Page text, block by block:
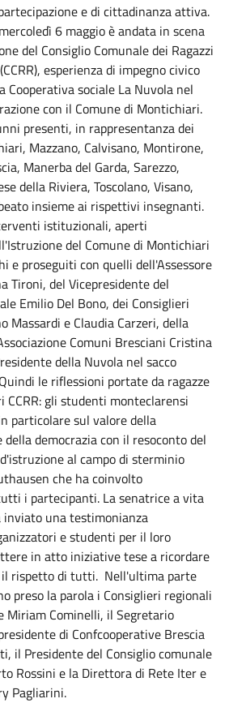
e di cittadinanza attiva.
6 maggio è andata in scena
del Consiglio Comunale dei Ragazzi
esperienza di impegno civico
Cooperativa sociale La Nuvola nel
con il Comune di Montichiari.
presenti, in rappresentanza dei
Mazzano, Calvisano, Montirone,
Manerba del Garda, Sarezzo,
della Riviera, Toscolano, Visano,
insieme ai rispettivi insegnanti.
istituzionali, aperti
del Comune di Montichiari
e proseguiti con quelli dell'Assessore
Tironi, del Vicepresidente del
Emilio Del Bono, dei Consiglieri
Massardi e Claudia Carzeri, della
Comuni Bresciani Cristina
della Nuvola nel sacco
le riflessioni portate da ragazze
CCRR: gli studenti monteclarensi
particolare sul valore della
della democrazia con il resoconto del
al campo di sterminio
che ha coinvolto
i partecipanti. La senatrice a vita
inviato una testimonianza
e studenti per il loro
in atto iniziative tese a ricordare
il rispetto di tutti. Nell'ultima parte
preso la parola i Consiglieri regionali
Miriam Cominelli, il Segretario
di Confcooperative Brescia
il Presidente del Consiglio comunale
Rossini e la Direttora di Rete Iter e
Pagliarini.